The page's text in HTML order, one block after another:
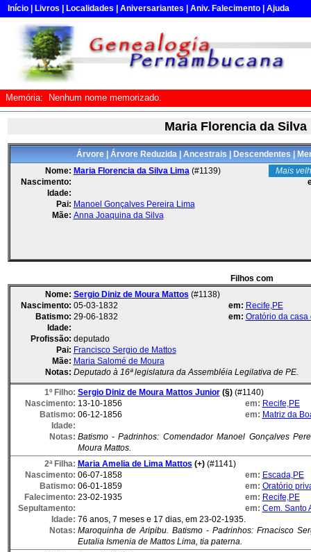
Início Livros Localidades Aniversariantes Aniv. Falecimento Ajuda
Memória: Nenhum nome memorizado.
Maria Florencia da Silva
Árvore| Árvore Reduzida| Ancestrais Descendentes
Nome: Maria Florencia da Silva Lima(#1139)
Mais
Nascimento:
Idade:
Pai: Manoel Gonçalves Pereira Lima
Mãe: Anna Joaquina da Silva
Filhos com
Nome: Sergio Diniz de Moura Mattos (#1138)
Nascimento: 05-03-1832 em: Recife,PE
Batismo: 29-06-1832 em: Oratório da casa
Idade:
Profissão: deputado
Pai: Francisco Sergio de Mattos
Mãe: Maria Salomé de Moura
Notas: Deputado à 16ª legislatura da Assembléia Legilativa de PE.
1º Filho: Sergio Diniz de Moura Mattos Junior (§)(#1140)
Nascimento: 13-10-1856 em: Recife,PE
Batismo: 06-12-1856 em: Matriz da
Idade:
Notas: Batismo - Padrinhos: Comendador Manoel Gonçalves
Moura Mattos.
2ª Filha: Maria Amelia de Lima Mattos (+)(#1141)
Nascimento: 06-07-1858 em: Escada,PE
Batismo: 06-01-1859 em: Oratório
Falecimento: 23-02-1935 em: Recife,PE
Sepultamento:
em: Cem. Santo
Idade: 76 anos, 7 meses e 17 dias, em 23-02-1935.
Notas: Maroquinha de Aripibu. Batismo - Padrinhos: Frnacisco
Eutalia Ismenia de Mattos Lima, tia paterna.